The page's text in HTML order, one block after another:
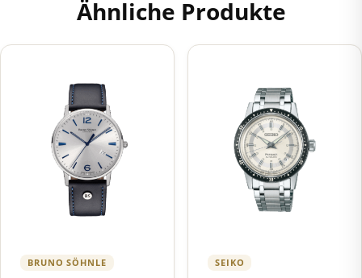
Ähnliche Produkte
BRUNO SÖHNLE SEIKO